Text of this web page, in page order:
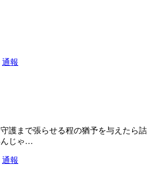
通報
護まで張らせる程の猶予を与えたら詰
んじゃ…
通報